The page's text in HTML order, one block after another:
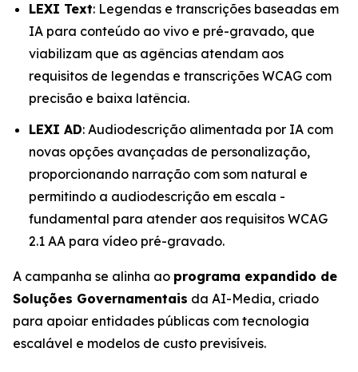
LEXI Text: Legendas e transcrições baseadas em
IA para conteúdo ao vivo e pré-gravado, que
viabilizam que as agências atendam aos
requisitos de legendas e transcrições WCAG com
precisão e baixa latência.
LEXI AD: Audiodescrição alimentada por IA com
novas opções avançadas de personalização,
proporcionando narração com som natural e
permitindo a audiodescrição em escala -
fundamental para atender aos requisitos WCAG
2.1 AA para vídeo pré-gravado.
A campanha se alinha ao programa expandido de
Soluções Governamentais da AI-Media, criado
para apoiar entidades públicas com tecnologia
escalável e modelos de custo previsíveis.